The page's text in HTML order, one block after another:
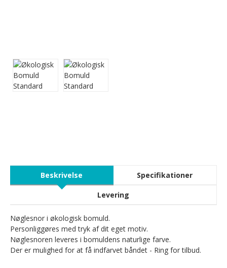
Beskrivelse Specifikationer
Levering
Nøglesnor i økologisk bomuld.
Personliggøres med tryk af dit eget motiv.
Nøglesnoren leveres i bomuldens naturlige farve.
Der er mulighed for at få indfarvet båndet - Ring for tilbud.